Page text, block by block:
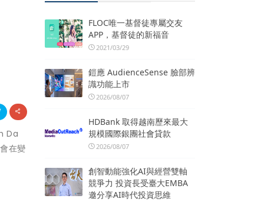
Da
在變
FLOC唯一基督徒專屬交友
APP，基督徒的新福音
2021/03/29
鎧應 AudienceSense 臉部辨
識功能上市
2026/08/07
HDBank 取得越南歷來最大
規模國際銀團社會貸款
2026/08/07
創智動能強化AI與經營雙軸
競爭力 投資長受臺大EMBA
邀分享AI時代投資思維